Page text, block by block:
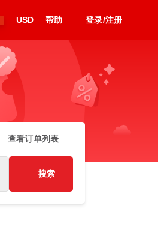
USD 帮助 登录/注册
查看订单列表
搜索